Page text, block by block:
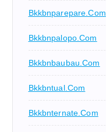
Bkkbnparepare.com
Bkkbnpalopo.com
Bkkbnbaubau.com
Bkkbntual.com
Bkkbnternate.com